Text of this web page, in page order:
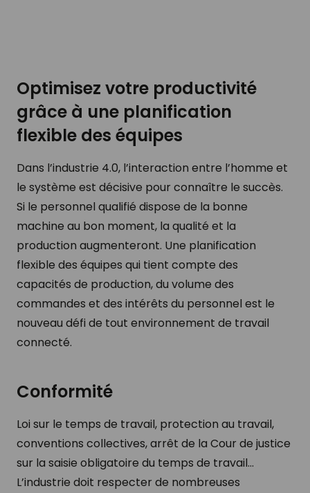
Optimisez votre productivité
grâce à une planification
flexible des équipes
Dans l’industrie 4.0, l’interaction entre l’homme et
le système est décisive pour connaître le succès.
Si le personnel qualifié dispose de la bonne
machine au bon moment, la qualité et la
production augmenteront. Une planification
flexible des équipes qui tient compte des
capacités de production, du volume des
commandes et des intérêts du personnel est le
nouveau défi de tout environnement de travail
connecté.
Conformité
Loi sur le temps de travail, protection au travail,
conventions collectives, arrêt de la Cour de justice
sur la saisie obligatoire du temps de travail...
L’industrie doit respecter de nombreuses